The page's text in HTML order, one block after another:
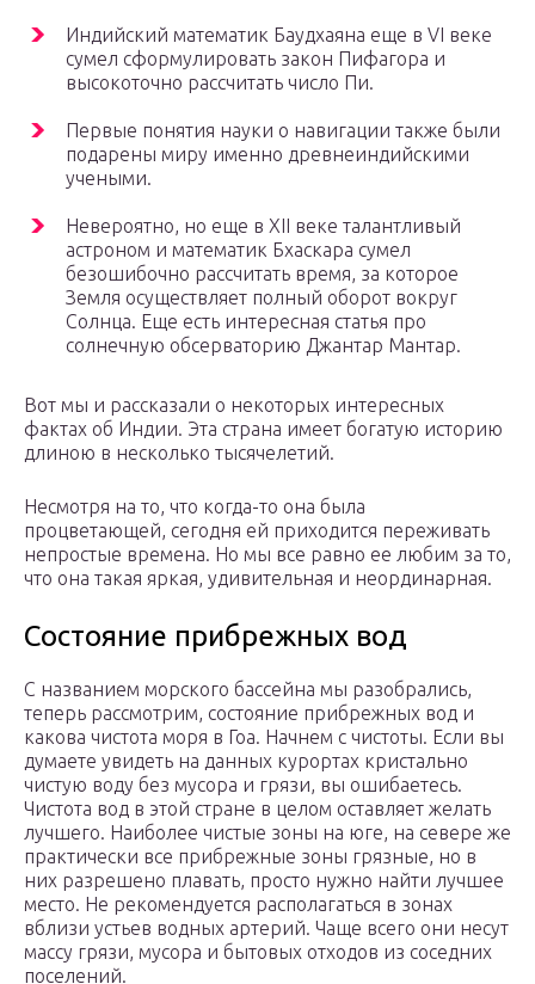
Индийский математик Баудхаяна еще в VI веке
сумел сформулировать закон Пифагора и
высокоточно рассчитать число Пи.
Первые понятия науки о навигации также были
подарены миру именно древнеиндийскими
учеными.
Невероятно, но еще в XII веке талантливый
астроном и математик Бхаскара сумел
безошибочно рассчитать время, за которое
Земля осуществляет полный оборот вокруг
Солнца. Еще есть интересная статья про
солнечную обсерваторию Джантар Мантар.
Вот мы и рассказали о некоторых интересных
фактах об Индии. Эта страна имеет богатую историю
длиною в несколько тысячелетий.
Несмотря на то, что когда-то она была
процветающей, сегодня ей приходится переживать
непростые времена. Но мы все равно ее любим за то,
что она такая яркая, удивительная и неординарная.
Состояние прибрежных вод
С названием морского бассейна мы разобрались,
теперь рассмотрим, состояние прибрежных вод и
какова чистота моря в Гоа. Начнем с чистоты. Если вы
думаете увидеть на данных курортах кристально
чистую воду без мусора и грязи, вы ошибаетесь.
Чистота вод в этой стране в целом оставляет желать
лучшего. Наиболее чистые зоны на юге, на севере же
практически все прибрежные зоны грязные, но в
них разрешено плавать, просто нужно найти лучшее
место. Не рекомендуется располагаться в зонах
вблизи устьев водных артерий. Чаще всего они несут
массу грязи, мусора и бытовых отходов из соседних
поселений.